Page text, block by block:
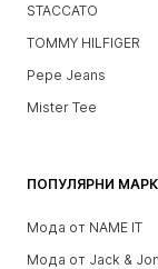
STACCATO
TOMMY HILFIGER
Pepe Jeans
Mister Tee
ПОПУЛЯРНИ
Мода от NAME IT
Мода от Jack &